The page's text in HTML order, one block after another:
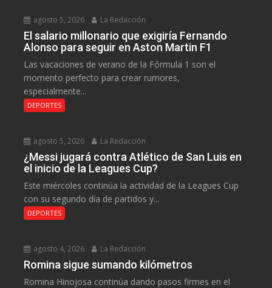
agosto 5, 2026 La Redacción
El salario millonario que exigiría Fernando
Alonso para seguir en Aston Martin F1
Las vacaciones de verano de la Fórmula 1 son el
momento perfecto para crear rumores,
especialmente...
DEPORTES
agosto 5, 2026 La Redacción
¿Messi jugará contra Atlético de San Luis en
el inicio de la Leagues Cup?
Este miércoles continúa la actividad de la Leagues Cup
con su segundo día de partidos y...
DEPORTES
agosto 4, 2026 La Redacción
Romina sigue sumando kilómetros
Romina Hinojosa continúa dando pasos firmes en el